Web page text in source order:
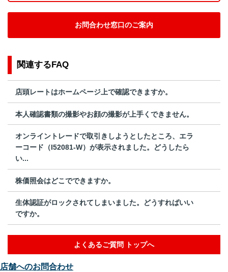
お問合わせ窓口のご案内
関連するFAQ
店頭レートはホームページ上で確認できますか。
本人確認書類の撮影やお顔の撮影が上手くできません。
オンライントレードで取引きしようとしたところ、エラ
ーコード（I52081-W）が表示されました。どうしたら
い...
株価照会はどこでできますか。
生体認証がロックされてしまいました。どうすればいい
ですか。
よくあるご質問 トップへ
店舗へのお問合わせ